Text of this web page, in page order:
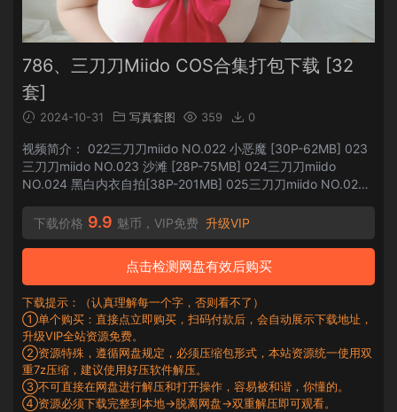
786、三刀刀Miido COS合集打包下载 [32
套]
2024-10-31 写真套图 359 0
视频简介： 022三刀刀miido NO.022 小恶魔 [30P-62MB] 023
三刀刀miido NO.023 沙滩 [28P-75MB] 024三刀刀miido
NO.024 黑白内衣自拍[38P-201MB] 025三刀刀miido NO.025
[33P-90MB] 027三刀...
下载价格 9.9 魅币，VIP免费 升级VIP
点击检测网盘有效后购买
下载提示：（认真理解每一个字，否则看不了）
①单个购买：直接点立即购买，扫码付款后，会自动展示下载地址，
升级VIP全站资源免费。
②资源特殊，遵循网盘规定，必须压缩包形式，本站资源统一使用双
重7z压缩，建议使用好压软件解压。
③不可直接在网盘进行解压和打开操作，容易被和谐，你懂的。
④资源必须下载完整到本地→脱离网盘→双重解压即可观看。